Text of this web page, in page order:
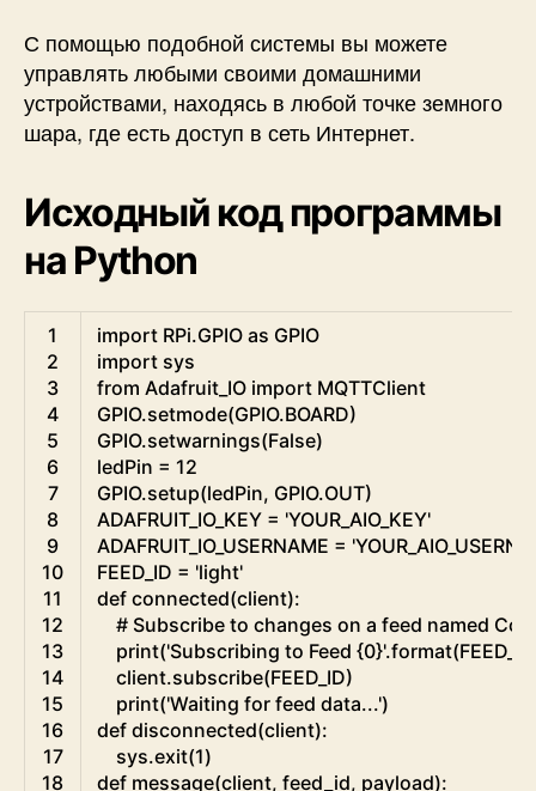
С помощью подобной системы вы можете
управлять любыми своими домашними
устройствами, находясь в любой точке земного
шара, где есть доступ в сеть Интернет.
Исходный код программы
на Python
1
2
3
4
5
6
7
8
9
10
11
12
13
14
15
16
17
18
import RPi.GPIO as GPIO
import sys
from Adafruit_IO import MQTTClient
GPIO.setmode(GPIO.BOARD)
GPIO.setwarnings(False)
ledPin = 12
GPIO.setup(ledPin, GPIO.OUT)
ADAFRUIT_IO_KEY = 'YOUR_AIO_KEY'
ADAFRUIT_IO_USERNAME =
FEED_ID = 'light'
def connected(client):
# Subscribe to changes on a feed named
print('Subscribing to Feed {0}'.format(FEED_ID
client.subscribe(FEED_ID)
print('Waiting for feed data...')
def disconnected(client):
sys.exit(1)
def message(client, feed_id, payload):